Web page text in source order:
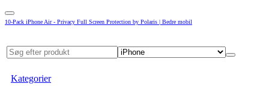
10-Pack iPhone Air - Privacy Full Screen Protection by Polaris | Bedre mobil
Kategorier